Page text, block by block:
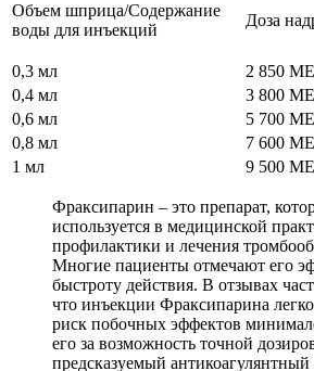
Объем шприца/Содержание
воды для инъекций
Доза
0,3 мл
2 850
0,4 мл
3 800
0,6 мл
5 700
0,8 мл
7 600
1 мл
9 500
Фраксипарин – это препарат,
используется в медицинской
профилактики и лечения
Многие пациенты отмечают его
быстроту действия. В отзывах
что инъекции Фраксипарина легко
риск побочных эффектов
его за возможность точной
предсказуемый антикоагулянтный